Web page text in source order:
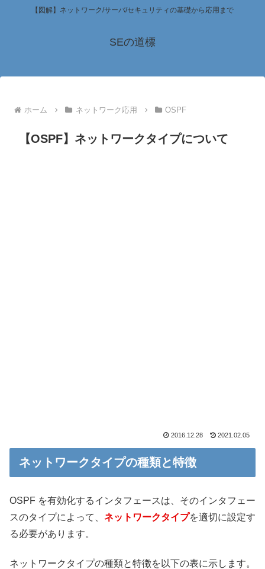
【図解】ネットワーク/サーバ/セキュリティの基礎から応用まで
SEの道標
ホーム ネットワーク応用 OSPF
【OSPF】ネットワークタイプについて
2016.12.28 2021.02.05
ネットワークタイプの種類と特徴
OSPF を有効化するインタフェースは、そのインタフェー
スのタイプによって、 ネットワークタイプを適切に設定す
る必要があります。
ネットワークタイプの種類と特徴を以下の表に示します。